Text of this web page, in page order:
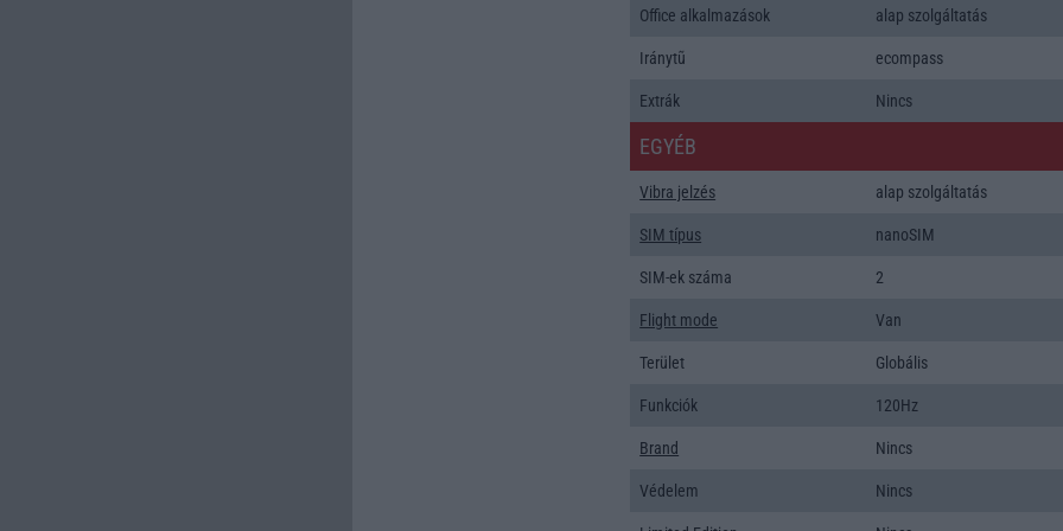
Office alkalmazások alap szolgáltatás
Iránytũ ecompass
Extrák Nincs
EGYÉB
Vibra jelzés alap szolgáltatás
SIM típus nanoSIM
SIM-ek száma 2
Flight mode Van
Terület Globális
Funkciók 120Hz
Brand Nincs
Védelem Nincs